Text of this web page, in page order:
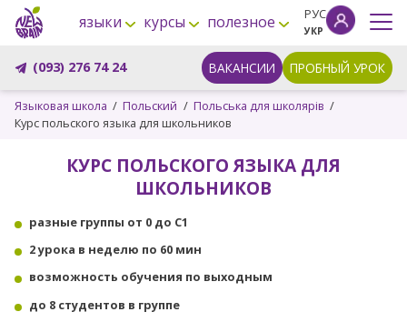
языки курсы полезное РУС
УКР
(093) 276 74 24 ВАКАНСИИ ПРОБНЫЙ УРОК
Языковая школа Польский
Польська для школярів
Курс польского языка для школьников
КУРС ПОЛЬСКОГО ЯЗЫКА ДЛЯ
ШКОЛЬНИКОВ
разные группы от 0 до C1
2 урока в неделю по 60 мин
возможность обучения по выходным
до 8 студентов в группе